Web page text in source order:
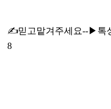
✍믿고맡겨주세요--▶톡
8